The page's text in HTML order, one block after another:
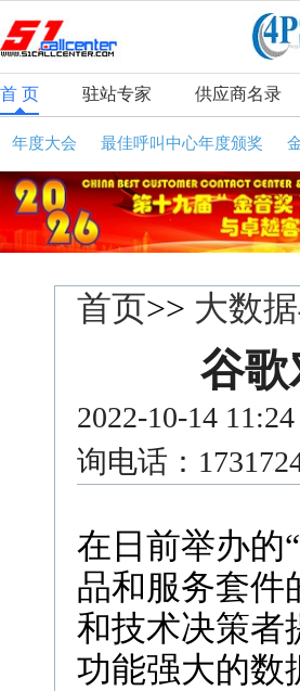
首 页 驻站专家 供应商名录
年度大会 最佳呼叫中心年度颁奖
首页>> 大数
谷歌
2022-10-14
询电话：
在日前举办的
品和服务套件
和技术决策者
功能强大的数